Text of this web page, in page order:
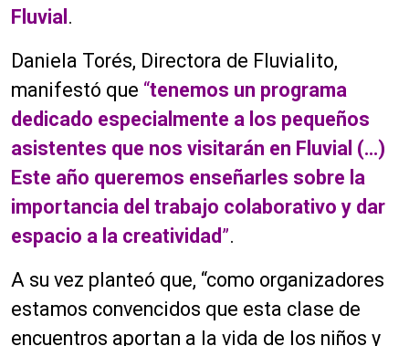
Fluvial .
Daniela Torés, Directora de Fluvialito,
manifestó que “tenemos un programa
dedicado especialmente a los pequeños
asistentes que nos visitarán en Fluvial (…)
Este año queremos enseñarles sobre la
importancia del trabajo colaborativo y dar
espacio a la creatividad ”.
A su vez planteó que, “como organizadores
estamos convencidos que esta clase de
encuentros aportan a la vida de los niños y